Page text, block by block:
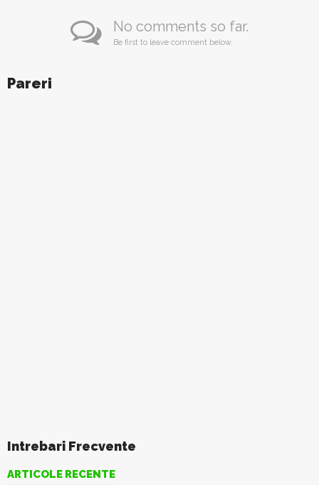
No comments so far.
Be first to leave comment below.
Pareri
Intrebari Frecvente
ARTICOLE RECENTE